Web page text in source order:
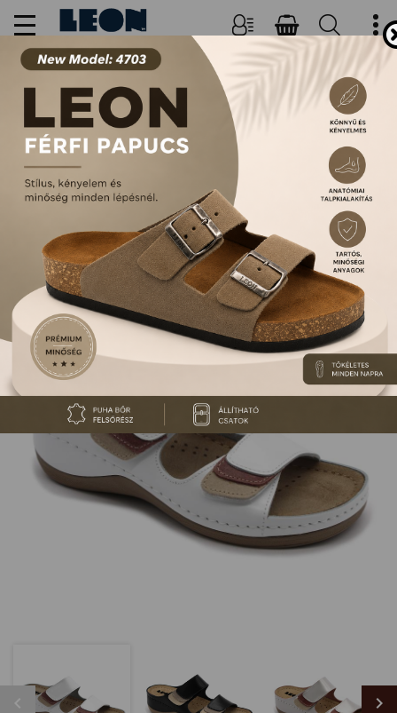
NŐI, FÉRFI PAPUCSOK ÉS
SZANDÁLOK